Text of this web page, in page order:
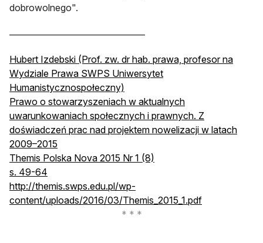
dobrowolnego".
Hubert Izdebski (Prof. zw. dr hab. prawa, profesor na
Wydziale Prawa SWPS Uniwersytet
Humanistycznospołeczny)
Prawo o stowarzyszeniach w aktualnych
uwarunkowaniach społecznych i prawnych. Z
doświadczeń prac nad projektem nowelizacji w latach
2009–2015
Themis Polska Nova 2015 Nr 1 (8)
s. 49-64
http://themis.swps.edu.pl/wp-
content/uploads/2016/03/Themis_2015_1.pdfotwiera się w